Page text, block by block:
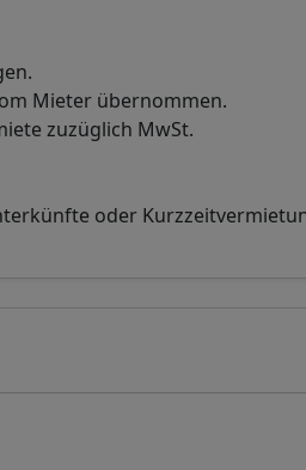
Mieter übernommen.
zuzüglich MwSt.
oder